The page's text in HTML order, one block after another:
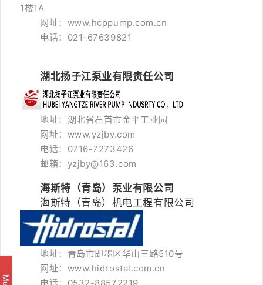
1楼1A
网址：www.hcppump.com.cn
电话：021-67639821
湖北扬子江泵业有限责任公司
地址：湖北省石首市金平工业园
网址：www.yzjby.com
电话：0716-7273426
邮箱：yzjby@163.com
海斯特（青岛）泵业有限公司
海斯特（青岛）机电工程有限公司
地址：青岛市即墨区华山三路510号
网址：www.hidrostal.com.cn